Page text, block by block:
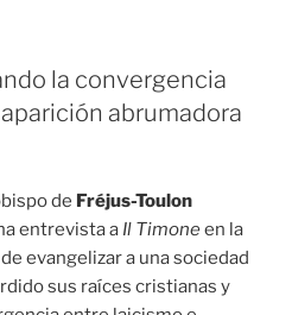
la convergencia
abrumadora
de Fréjus-Toulon
entrevista a Il Timoneen la
evangelizar a una sociedad
sus raíces cristianas y